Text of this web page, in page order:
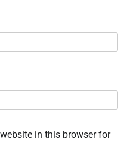
in this browser for